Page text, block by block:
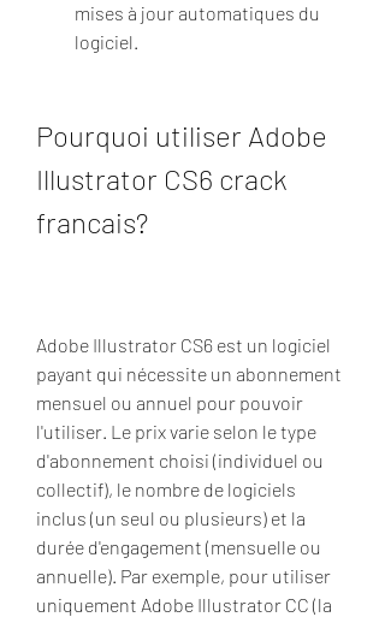
mises à jour automatiques du
logiciel.
Pourquoi utiliser Adobe
Illustrator CS6 crack
francais?
Adobe Illustrator CS6 est un logiciel
payant qui nécessite un abonnement
mensuel ou annuel pour pouvoir
l'utiliser. Le prix varie selon le type
d'abonnement choisi (individuel ou
collectif), le nombre de logiciels
inclus (un seul ou plusieurs) et la
durée d'engagement (mensuelle ou
annuelle). Par exemple, pour utiliser
uniquement Adobe Illustrator CC (la